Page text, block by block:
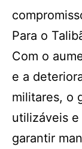
Para o
Com o
e a
militares, o
utilizáveis
garantir